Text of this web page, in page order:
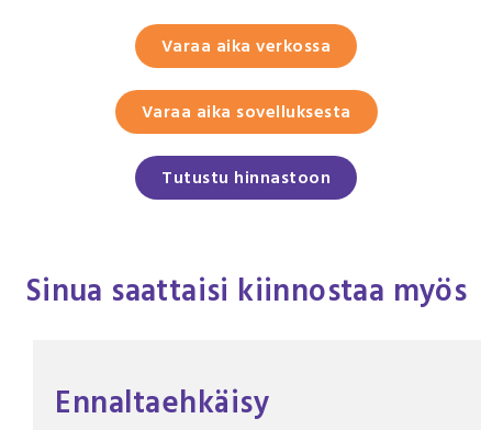
Varaa aika verkossa
Varaa aika sovelluksesta
Tutustu hinnastoon
Sinua saattaisi kiinnostaa myös
Ennaltaehkäisy